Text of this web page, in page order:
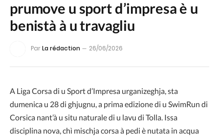
prumove u sport d’impresa è u
benistà à u travagliu
ParLa rédaction 26/06/2026
A Liga Corsa di u Sport d’Impresa urganizeghja, sta
dumenica u 28 di ghjugnu, a prima edizione di u SwimRun di
Corsica nant’à u situ naturale di u lavu di Tolla. Issa
disciplina nova, chì mischja corsa à pedi è nutata in acqua